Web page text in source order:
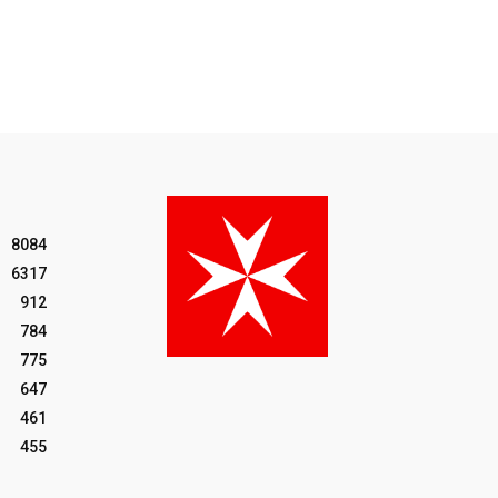
8084
6317
912
784
775
647
461
455